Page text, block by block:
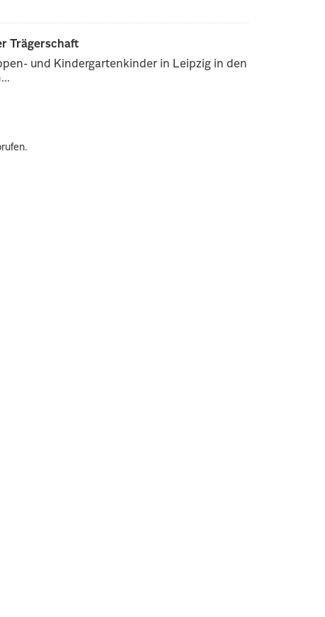
Trägerschaft
und Kindergartenkinder in Leipzig in den